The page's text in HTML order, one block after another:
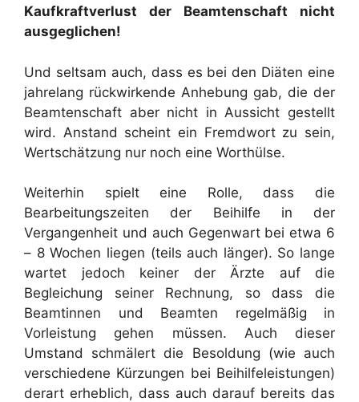
Kaufkraftverlust der Beamtenschaft nicht
ausgeglichen!
Und seltsam auch, dass es bei den Diäten eine
jahrelang rückwirkende Anhebung gab, die der
Beamtenschaft aber nicht in Aussicht gestellt
wird. Anstand scheint ein Fremdwort zu sein,
Wertschätzung nur noch eine Worthülse.
Weiterhin spielt eine Rolle, dass die
Bearbeitungszeiten der Beihilfe in der
Vergangenheit und auch Gegenwart bei etwa 6
– 8 Wochen liegen (teils auch länger). So lange
wartet jedoch keiner der Ärzte auf die
Begleichung seiner Rechnung, so dass die
Beamtinnen und Beamten regelmäßig in
Vorleistung gehen müssen. Auch dieser
Umstand schmälert die Besoldung (wie auch
verschiedene Kürzungen bei Beihilfeleistungen)
derart erheblich, dass auch darauf bereits das